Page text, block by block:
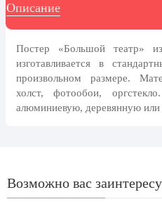
День геолога (первое воскресенье
Светлая Пасха
12 апреля, День космонавтики
18 апреля, Дни исторического и
культурного наследия
Описание
Постер «Большой театр»
изготавливается в
произвольном размере.
холст, фотообои,
алюминиевую, деревянную или
Возможно вас